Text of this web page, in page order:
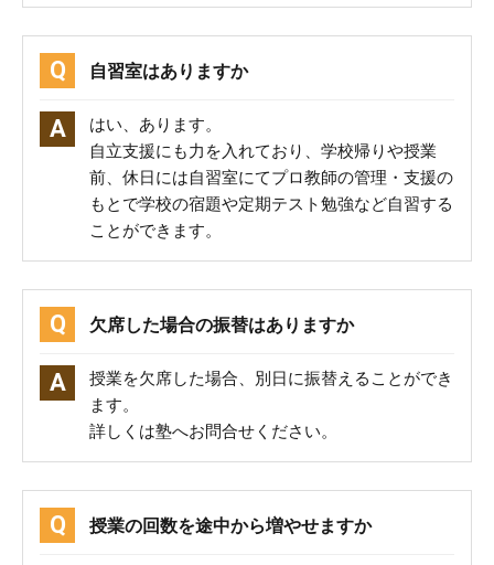
自習室はありますか
はい、あります。
自立支援にも力を入れており、学校帰りや授業
前、休日には自習室にてプロ教師の管理・支援の
もとで学校の宿題や定期テスト勉強など自習する
ことができます。
欠席した場合の振替はありますか
授業を欠席した場合、別日に振替えることができ
ます。
詳しくは塾へお問合せください。
授業の回数を途中から増やせますか